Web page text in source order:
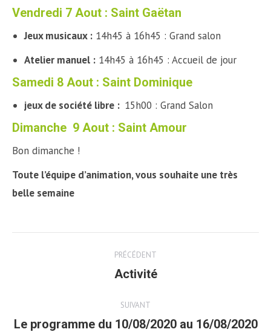
Vendredi 7 Aout : Saint Gaëtan
Jeux musicaux : 14h45 à 16h45 : Grand salon
Atelier manuel : 14h45 à 16h45 : Accueil de jour
Samedi 8 Aout : Saint Dominique
jeux de société libre : 15h00 : Grand Salon
Dimanche 9 Aout : Saint Amour
Bon dimanche !
Toute l’équipe d’animation, vous souhaite une très
belle semaine
PRÉCÉDENT
Article
Activité
SUIVANT
Article
Le programme du 10/08/2020 au 16/08/2020